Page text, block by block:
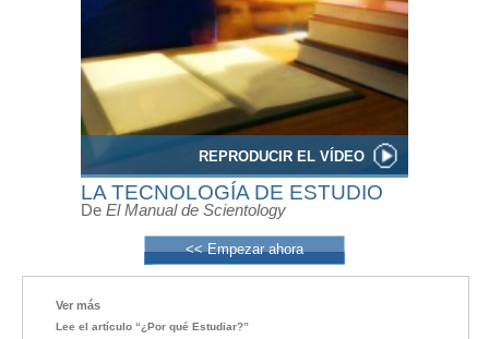
REPRODUCIR EL VÍDEO
LA TECNOLOGÍA DE ESTUDIO
De El Manual de Scientology
<< Empezar ahora
Ver más
Lee el artículo “¿Por qué Estudiar?”